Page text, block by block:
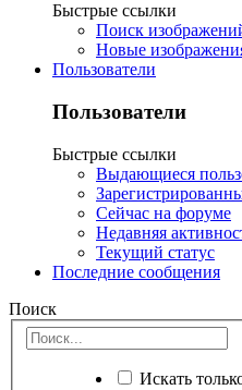
Быстрые ссылки
Поиск
Новые
Пользователи
Пользователи
Быстрые ссылки
Выдающиеся
Сейчас на форуме
Недавняя
Текущий статус
Последние сообщения
Поиск
Искать